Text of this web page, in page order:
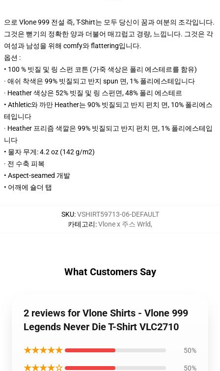
으로 Vlone 999 전설 즉, T-Shirt는 모두 당신이 꿈과 여분의 조각입니다.
그것은 뻗기의 정확한 양과 더불어 매끄럽고 경량, 느낍니다. 그것은 각
여성과 남성을 위해 comfy와 flattering입니다.
옵션 :
• 100 % 빗질 및 링 스펀 코튼 (가죽 색상은 폴리 에스테르를 함유)
· 애쉬 착색은 99% 빗질되고 반지 spun 면, 1% 폴리에스테입니다
· Heather 색상은 52% 빗질 및 링 스펀면, 48% 폴리 에스테르
• Athletic와 까만 Heather는 90% 빗질되고 반지 펀치 면, 10% 폴리에스
테입니다
· Heather 프리즘 색깔은 99% 빗질되고 반지 펀치 면, 1% 폴리에스테입
니다
• 물자 무게: 4.2 oz (142 g/m2)
· 전 수축 피복
• Aspect-seamed 개발
• 어깨에 숄더 탭
SKU:VSHIRT59713-06-DEFAULT
카테고리:Vlone x 주스 Wrld,
What Customers Say
2 reviews for Vlone Shirts - Vlone 999
Legends Never Die T-Shirt VLC2710
★★★★★ 50%
★★★★☆ 50%